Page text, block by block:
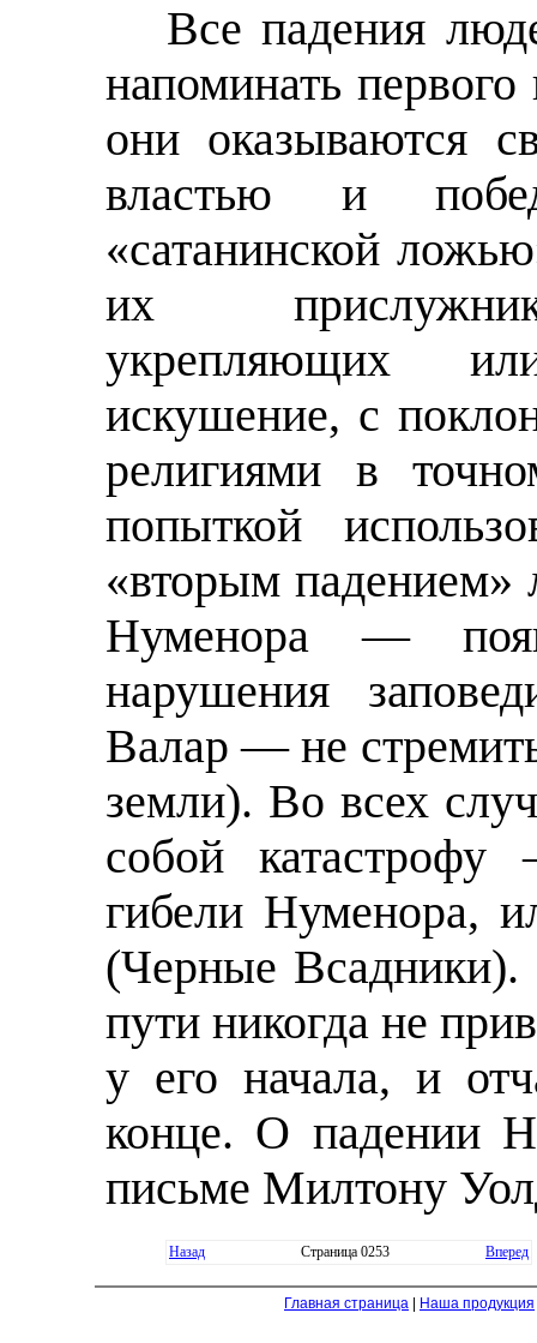
Все падения
напоминать
они оказываются
властью и
«сатанинской
их
укрепляющих
искушение, с
религиями в
попыткой
«вторым
Нуменора —
нарушения
Валар — не
земли). Во всех
собой
гибели Нуменора,
(Черные Всадники).
пути никогда не
у его начала, и
конце. О падении
письме Милтону
Назад Страница 0253 Вперед
Главная страница | Наша продукция